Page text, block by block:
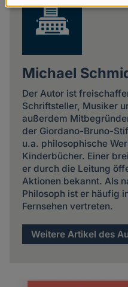
Michael
Der Autor ist
Schriftsteller, Musiker
außerdem
der Giordano-Bruno-
u.a. philosophische
Kinderbücher. Einer
er durch die Leitung
Aktionen bekannt. Als
Philosoph ist er häufig
Fernsehen vertreten.
Weitere Artikel des
Daten
und